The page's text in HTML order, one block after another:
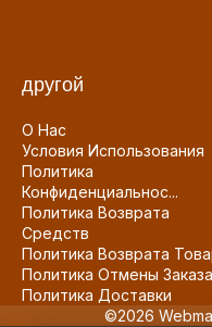
другой
О Нас
Условия Использования
Политика
Конфиденциальнос...
Политика Возврата
Средств
Политика Возврата
Политика Отмены Заказа
Политика Доставки
©2026